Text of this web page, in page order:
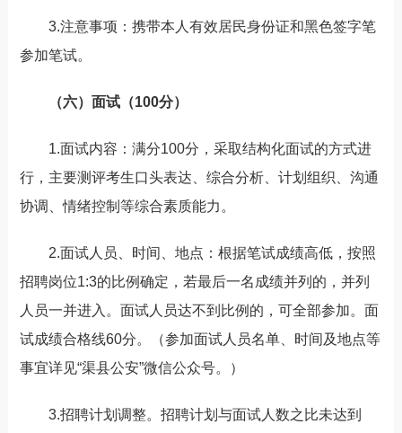
3.注意事项：携带本人有效居民身份证和黑色签字笔
参加笔试。
（六）面试（100分）
1.面试内容：满分100分，采取结构化面试的方式进
行，主要测评考生口头表达、综合分析、计划组织、沟通
协调、情绪控制等综合素质能力。
2.面试人员、时间、地点：根据笔试成绩高低，按照
招聘岗位1:3的比例确定，若最后一名成绩并列的，并列
人员一并进入。面试人员达不到比例的，可全部参加。面
试成绩合格线60分。（参加面试人员名单、时间及地点等
事宜详见“渠县公安”微信公众号。）
3.招聘计划调整。招聘计划与面试人数之比未达到